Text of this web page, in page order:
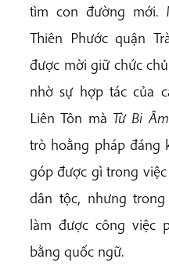
tìm con đường mới.
Thiên Phước quận
được mời giữ chức
nhờ sự hợp tác của
Liên Tôn mà Từ Bi Âm
trò hoằng pháp đáng
góp được gì trong
dân tộc, nhưng
làm được công việc
bằng quốc ngữ.